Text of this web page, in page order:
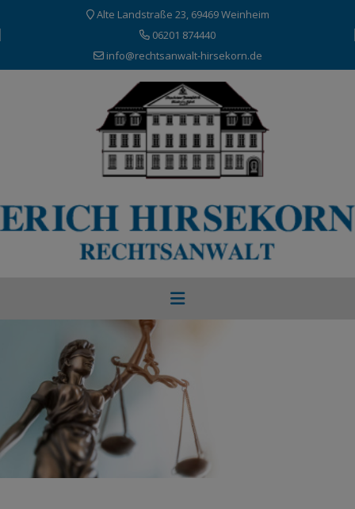
Alte Landstraße 23, 69469 Weinheim
06201 874440
info@rechtsanwalt-hirsekorn.de